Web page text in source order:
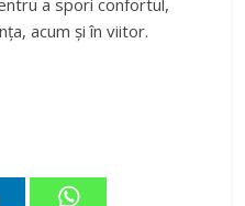
a spori confortul,
acum și în viitor.